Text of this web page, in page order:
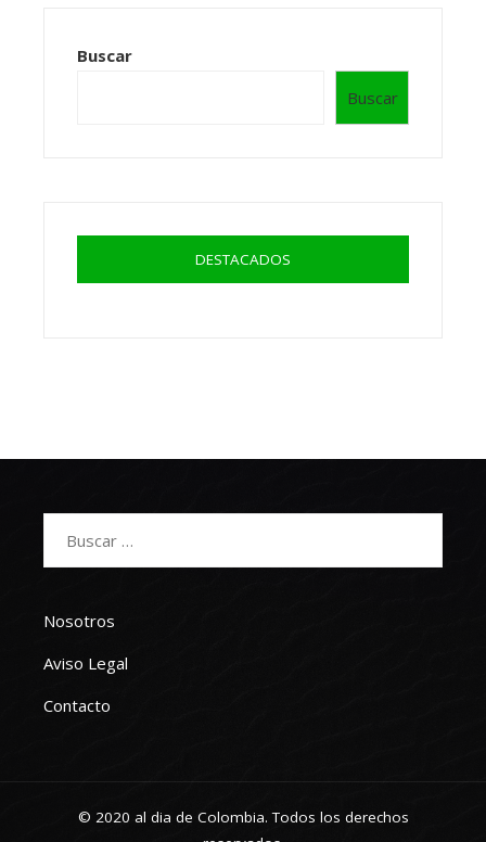
Buscar
Buscar
DESTACADOS
Nosotros
Aviso Legal
Contacto
© 2020 al dia de Colombia. Todos los derechos